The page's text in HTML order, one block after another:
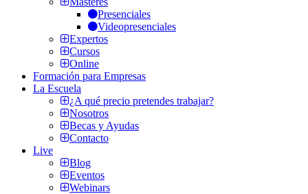
Presenciales
Videopresenciales
Expertos
Cursos
Online
Formación para Empresas
La Escuela
¿A qué precio pretendes trabajar?
Nosotros
Becas y Ayudas
Contacto
Live
Blog
Eventos
Webinars